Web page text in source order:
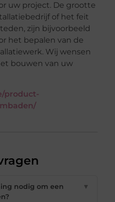
uw project. De grootte
of het feit
zijn bijvoorbeeld
het bepalen van de
Wij wensen
bouwen van uw
product-
nodig om een
▼